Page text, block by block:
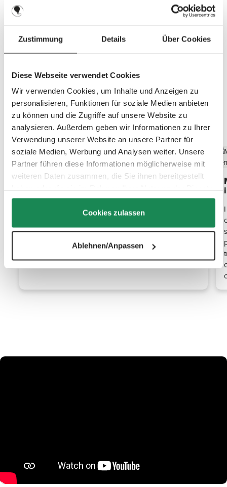
Zustimmung Details Über Cookies
Diese Webseite verwendet Cookies
Wir verwenden Cookies, um Inhalte und Anzeigen zu
personalisieren, Funktionen für soziale Medien anbieten
zu können und die Zugriffe auf unsere Website zu
analysieren. Außerdem geben wir Informationen zu Ihrer
Verwendung unserer Website an unsere Partner für
soziale Medien, Werbung und Analysen weiter. Unsere
Partner führen diese Informationen möglicherweise mit
weiteren Daten zusammen, die Sie ihnen bereitgestellt
gesammelt haben.
Cookies zulassen
Ablehnen/Anpassen
Scopri le caratteristiche principali
Alla moda e pratico: il tuttofare
attenti alla moda. Realizzata in elegante pelle
vegana, ha tre ampi scomparti e spazio sufficiente
funzionalità in un'unica borsa!